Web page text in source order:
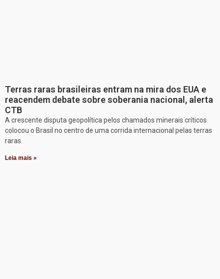
Terras raras brasileiras entram na mira dos EUA e
reacendem debate sobre soberania nacional, alerta
CTB
A crescente disputa geopolítica pelos chamados minerais críticos
colocou o Brasil no centro de uma corrida internacional pelas terras
raras.
Leia mais »